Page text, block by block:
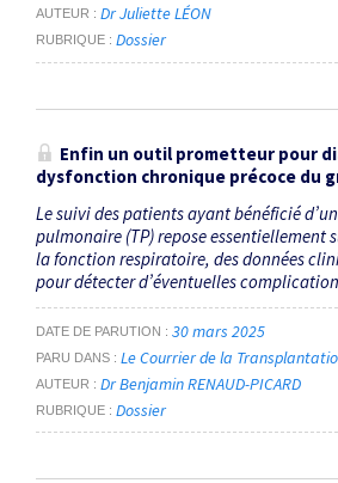
AUTEUR Dr Juliette LÉON
RUBRIQUE Dossier
Enfin un outil prometteur pour
dysfonction chronique précoce du
Le suivi des patients ayant bénéficié
pulmonaire (TP) repose essentiellement
la fonction respiratoire, des données
pour détecter d’éventuelles
DATE DE PARUTION 30 mars 2025
PARU DANS Le Courrier de la
AUTEUR Dr Benjamin RENAUD-PICARD
RUBRIQUE Dossier